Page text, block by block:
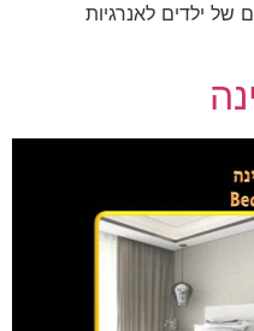
ילדים לאנרגיות